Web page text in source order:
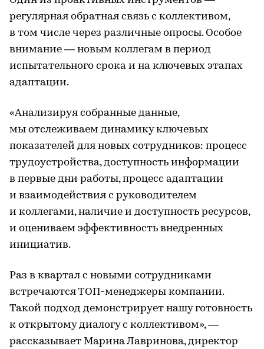
регулярная обратная связь с коллективом,
в том числе через различные опросы. Особое
внимание — новым коллегам в период
испытательного срока и на ключевых этапах
адаптации.
«Анализируя собранные данные,
мы отслеживаем динамику ключевых
показателей для новых сотрудников: процесс
трудоустройства, доступность информации
в первые дни работы, процесс адаптации
и взаимодействия с руководителем
и коллегами, наличие и доступность ресурсов,
и оцениваем эффективность внедренных
инициатив.
Раз в квартал с новыми сотрудниками
встречаются ТОП-менеджеры компании.
Такой подход демонстрирует нашу готовность
к открытому диалогу с коллективом», —
рассказывает Марина Лавринова, директор